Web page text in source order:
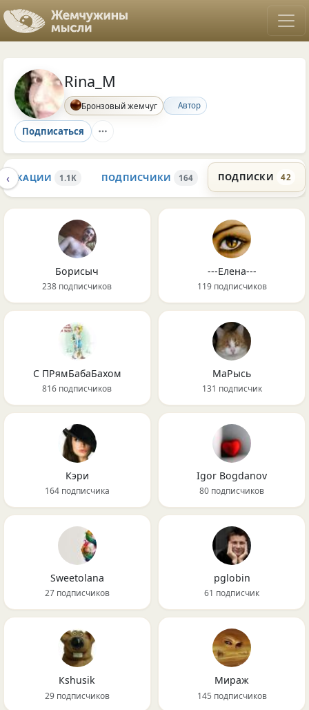
Rina_M
Бронзовый жемчуг Автор
Подписаться
1.1K ПОДПИСЧИКИ 164 ПОДПИСКИ 42
‹
Борисыч
238 подписчиков
---Елена---
119 подписчиков
С ПРямБабаБахом
816 подписчиков
МаРысь
131 подписчик
Кэри
164 подписчика
Igor Bogdanov
80 подписчиков
Sweetolana
27 подписчиков
pglobin
61 подписчик
Кshusik
29 подписчиков
Мираж
145 подписчиков